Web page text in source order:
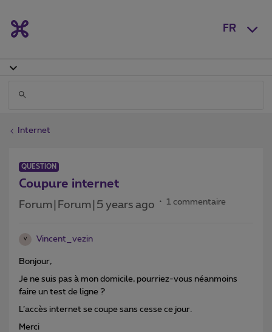
FR
Internet
QUESTION
Coupure internet
Forum|Forum|5 years ago 1 commentaire
V Vincent_vezin
Bonjour,
Je ne suis pas à mon domicile, pourriez-vous néanmoins
faire un test de ligne ?
L’accès internet se coupe sans cesse ce jour.
Merci